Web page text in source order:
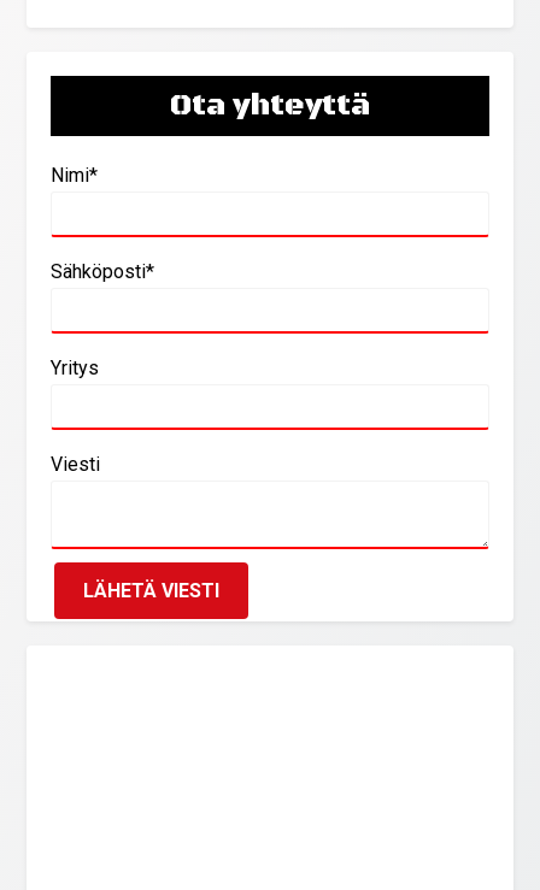
Ota yhteyttä
Nimi*
Sähköposti*
Yritys
Viesti